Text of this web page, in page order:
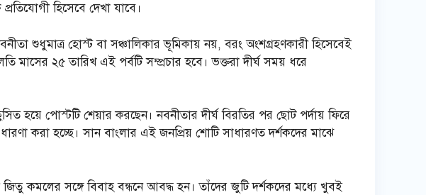
হিসেবে দেখা যাবে।
শুধুমাত্র হোস্ট বা সঞ্চালিকার ভূমিকায় নয়, বরং অংশগ্রহণকারী হিসেবেই
মাসের ২৫ তারিখ এই পর্বটি সম্প্রচার হবে। ভক্তরা দীর্ঘ সময় ধরে
হয়ে পোস্টটি শেয়ার করছেন। নবনীতার দীর্ঘ বিরতির পর ছোট পর্দায় ফিরে
করা হচ্ছে। সান বাংলার এই জনপ্রিয় শোটি সাধারণত দর্শকদের মাঝে
কমলের সঙ্গে বিবাহ বন্ধনে আবদ্ধ হন। তাঁদের জুটি দর্শকদের মধ্যে খুবই